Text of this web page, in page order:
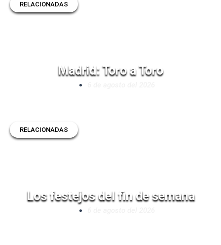
RELACIONADAS
Madrid: Toro a Toro
RELACIONADAS
Los festejos del fin de semana